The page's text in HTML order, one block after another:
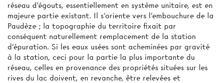
réseau d’égouts, essentiellement en système unitaire, est en
majeure partie existant. Il s'oriente vers l’embouchure de la
Paudèze ; la topographie du territoire fixait par
conséquent naturellement remplacement de la station
d’épuration. Si les eaux usées sont acheminées par gravité
à la station, ceci pour la partie la plus importante du
réseau, celles en provenance des propriétés situées sur les
rives du lac doivent, en revanche, être relevées et